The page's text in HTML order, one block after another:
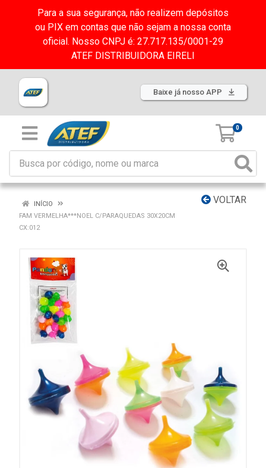
Para a sua segurança, não realizem depósitos
ou PIX em contas que não sejam a nossa conta
oficial. Nosso CNPJ é: 27.717.135/0001-29
ATEF DISTRIBUIDORA EIRELI
Baixe já nosso APP
0
VOLTAR
INÍCIO
FAM VERMELHA***NOEL C/PARAQUEDAS 30X20CM
CX:012